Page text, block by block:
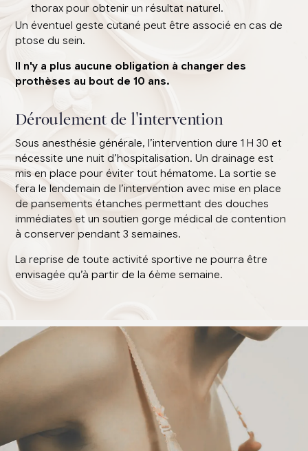
thorax pour obtenir un résultat naturel.
Un éventuel geste cutané peut être associé en cas de
ptose du sein.
Il n'y a plus aucune obligation à changer des
prothèses au bout de 10 ans.
Déroulement de l'intervention
Sous anesthésie générale, l’intervention dure 1 H 30 et
nécessite une nuit d’hospitalisation. Un drainage est
mis en place pour éviter tout hématome. La sortie se
fera le lendemain de l’intervention avec mise en place
de pansements étanches permettant des douches
immédiates et un soutien gorge médical de contention
à conserver pendant 3 semaines.
La reprise de toute activité sportive ne pourra être
envisagée qu’à partir de la 6ème semaine.